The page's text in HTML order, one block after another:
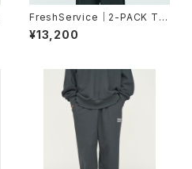
FreshService｜2-PACK TE
CH SMOOTH L/S CREW NE
CK
¥13,200